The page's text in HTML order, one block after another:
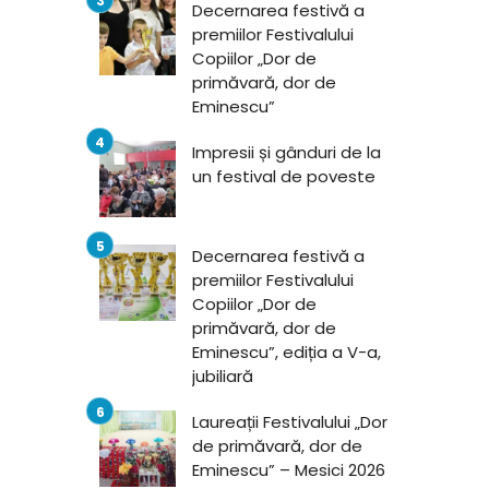
Decernarea festivă a
premiilor Festivalului
Copiilor „Dor de
primăvară, dor de
Eminescu”
Impresii și gânduri de la
un festival de poveste
Decernarea festivă a
premiilor Festivalului
Copiilor „Dor de
primăvară, dor de
Eminescu”, ediția a V-a,
jubiliară
Laureații Festivalului „Dor
de primăvară, dor de
Eminescu” – Mesici 2026